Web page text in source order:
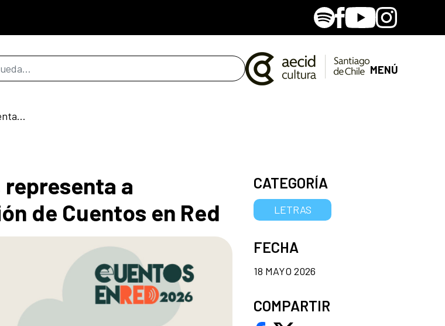
SpotifyFacebook
YoutubeInstagram
búsqueda MENÚ
“El lago", de Eduardo Halfon, representa a Guatemala en la quinta edición de Cuentos en Red
representa a
de Cuentos en Red
CATEGORÍA
LETRAS
FECHA
18 MAYO 2026
COMPARTIR